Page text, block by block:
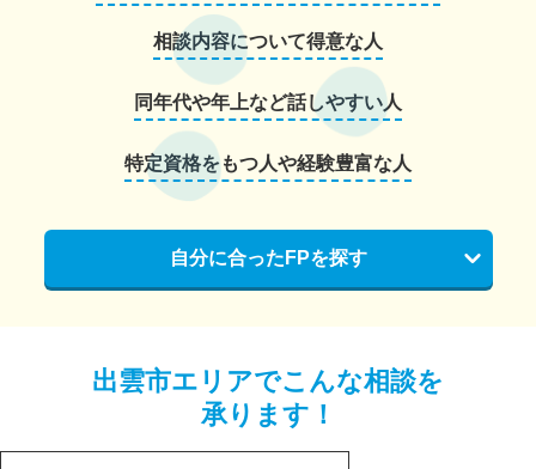
相談内容について得意な人
同年代や年上など話しやすい人
特定資格をもつ人や経験豊富な人
自分に合ったFPを探す
出雲市エリアでこんな相談を
承ります！